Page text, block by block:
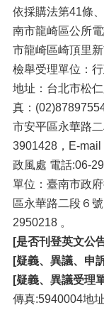
依採購法第41條
南市龍崎區公所
市龍崎區崎頂里新
檢舉受理單位：
地址：台北市松
真：
市安平區永華路
3901428，E-
政風處 電話:06-
單位：臺南市政
區永華路二段６
2950218 。
[是否刊登英文公
[疑義、異議、申
[疑義、異議受理
傳真:5940004地